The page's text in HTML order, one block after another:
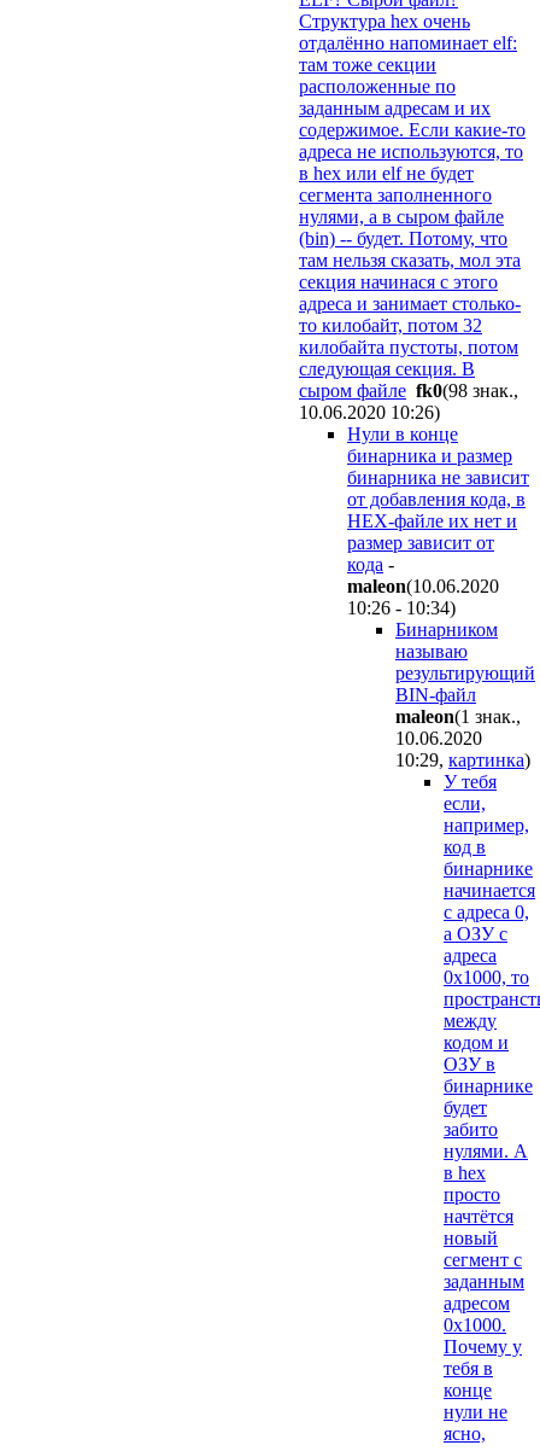
Структура hex очень
отдалённо напоминает elf:
там тоже секции
расположенные по
заданным адресам и их
содержимое. Если какие-то
адреса не используются, то
в hex или elf не будет
сегмента заполненного
нулями, а в сыром файле
(bin) -- будет. Потому, что
там нельзя сказать, мол эта
секция начинася с этого
адреса и занимает столько-
то килобайт, потом 32
килобайта пустоты, потом
следующая секция. В
сыром файле fk0(98 знак.,
10.06.2020 10:26)
Нули в конце
бинарника и размер
бинарника не зависит
от добавления кода, в
НЕХ-файле их нет и
размер зависит от
кода -
maleon(10.06.2020
10:26 - 10:34)
Бинарником
называю
результирующий
BIN-файл
maleon(1 знак.,
10.06.2020
10:29, картинка)
У тебя
если,
например,
код в
бинарнике
начинается
с адреса 0,
а ОЗУ с
адреса
0x1000, то
между
кодом и
ОЗУ в
бинарнике
будет
забито
нулями. А
в hex
просто
начтётся
новый
сегмент с
заданным
адресом
0x1000.
Почему у
тебя в
конце
нули не
ясно,